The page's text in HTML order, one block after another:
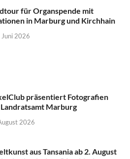
für Organspende mit
in Marburg und Kirchhain
Juni 2026
präsentiert Fotografien
Marburg
2026
aus Tansania ab 2. August